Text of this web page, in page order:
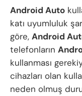
Android Auto
katı uyumluluk
göre, Android
telefonların
kullanması
cihazları olan
neden olmuş